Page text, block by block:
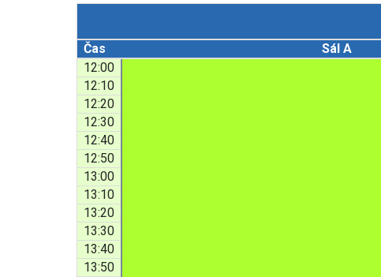
Čas Sál A
12:00
12:10
12:20
12:30
12:40
12:50
13:00
13:10
13:20
13:30
13:40
13:50